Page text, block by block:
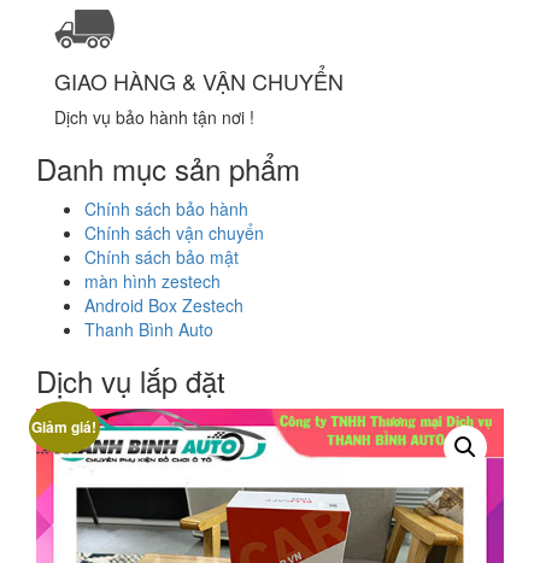
GIAO HÀNG & VẬN CHUYỂN
Dịch vụ bảo hành tận nơi !
Danh mục sản phẩm
Chính sách bảo hành
Chính sách vận chuyển
Chính sách bảo mật
màn hình zestech
Android Box Zestech
Thanh Bình Auto
Dịch vụ lắp đặt
Giảm giá!